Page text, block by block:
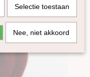
Selectie toestaan
Nee, niet akkoord